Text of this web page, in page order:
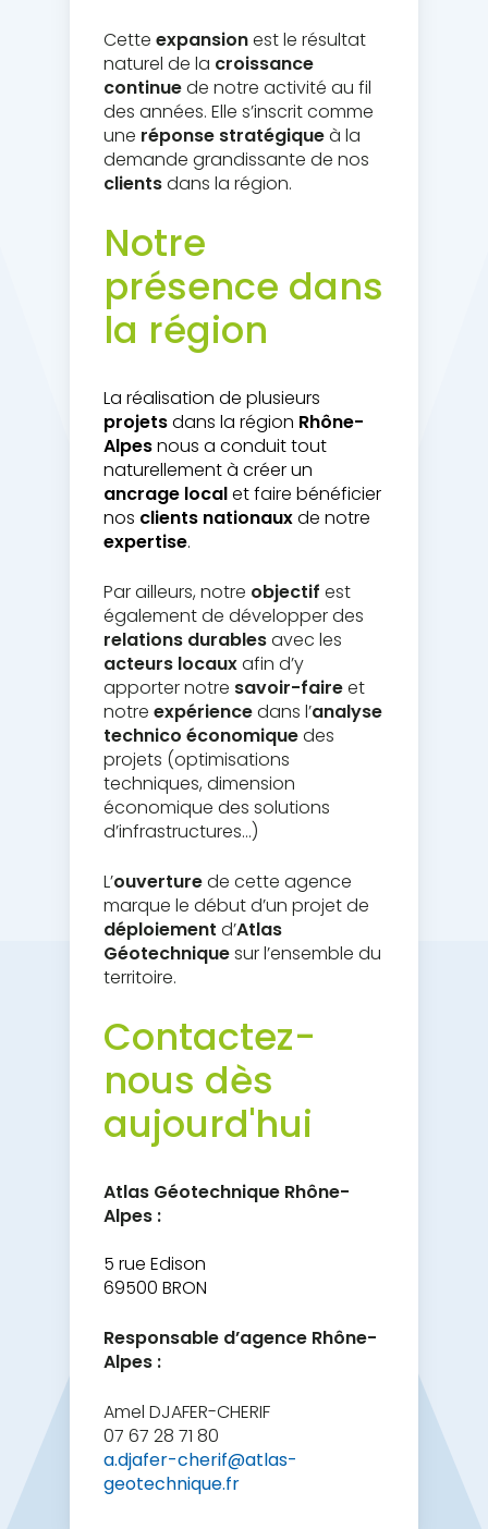
Cetteexpansionest le résultat
naturel de la croissance
continuede notre activité au fil
des années. Elle s’inscrit comme
une réponse stratégiqueà la
demande grandissante de nos
clientsdans la région.
Notre
présence dans
la région
La réalisation de plusieurs
projetsdans la région Rhône-
Alpesnous a conduit tout
naturellement à créer un
ancrage localet faire bénéficier
nos clients nationauxde notre
expertise.
Par ailleurs, notre objectif est
également de développer des
relations durablesavec les
acteurs locauxafin d’y
apporter notre savoir-faireet
notreexpériencedans l’analyse
technico économiquedes
projets (optimisations
techniques, dimension
économique des solutions
d’infrastructures…)
L’ouverturede cette agence
marque le début d’un projet de
déploiement d’Atlas
Géotechniquesur l’ensemble du
territoire.
Contactez-
nous dès
aujourd'hui
Atlas Géotechnique Rhône-
Alpes :
5 rue Edison
69500 BRON
Responsable d’agence Rhône-
Alpes :
Amel DJAFER-CHERIF
07 67 28 71 80
a.djafer-cherif@atlas-
geotechnique.fr